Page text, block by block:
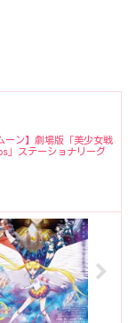
ーン】劇場版「美少女戦
」ステーショナリーグ